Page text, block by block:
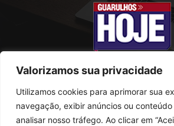
Valorizamos sua privacidade
Utilizamos cookies para aprimorar sua
navegação, exibir anúncios ou
analisar nosso tráfego. Ao clicar em
SOBRE NÓS